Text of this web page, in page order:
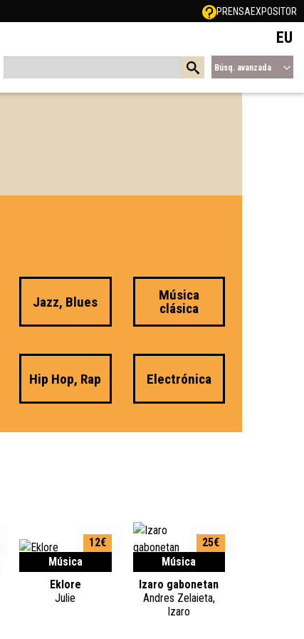
PRENSAEXPOSITOR
EU
Búsq. avanzada
Jazz, Blues
Música
clásica
Hip Hop, Rap Electrónica
Música
12€
Eklore
Julie
Música
25€
Izaro gabonetan
Andres Zelaieta,
Izaro